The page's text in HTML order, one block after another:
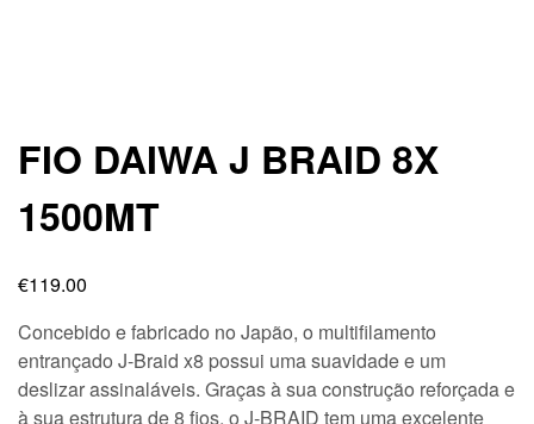
FIO DAIWA J BRAID 8X
1500MT
€119.00
Concebido e fabricado no Japão, o multifilamento
entrançado J-Braid x8 possui uma suavidade e um
deslizar assinaláveis. Graças à sua construção reforçada e
à sua estrutura de 8 fios, o J-BRAID tem uma excelente